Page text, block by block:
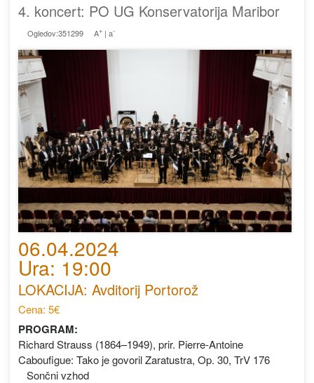
4. koncert: PO UG Konservatorija Maribor
Ogledov:351299 A+| a-
06.04.2024
Ura: 19:00
LOKACIJA: Avditorij Portorož
Cena: 5€
PROGRAM:
Richard Strauss (1864–1949), prir. Pierre-Antoine
Caboufigue: Tako je govoril Zaratustra, Op. 30, TrV 176
Sončni vzhod